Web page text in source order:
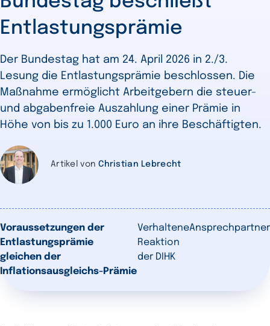
Entlastungsprämie
Der Bundestag hat am 24. April 2026 in 2./3.
Lesung die Entlastungsprämie beschlossen. Die
Maßnahme ermöglicht Arbeitgebern die steuer-
und abgabenfreie Auszahlung einer Prämie in
Höhe von bis zu 1.000 Euro an ihre Beschäftigten.
Artikel vonChristian Lebrecht
Voraussetzungen der
Entlastungsprämie
gleichen der
Inflationsausgleichs-Prämie
Verhaltene
Reaktion
der DIHK
Ansprechpartner